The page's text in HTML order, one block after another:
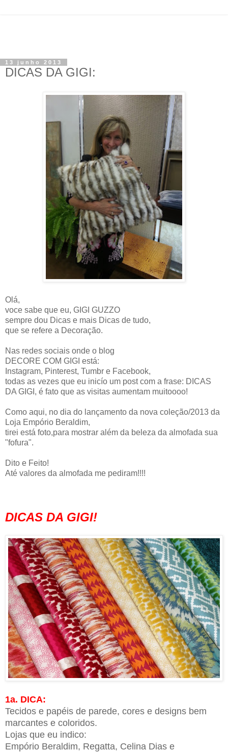
13 junho 2013
DICAS DA GIGI:
Olá,
voce sabe que eu, GIGI GUZZO
sempre dou Dicas e mais Dicas de tudo,
que se refere a Decoração.
Nas redes sociais onde o blog
DECORE COM GIGI está:
Instagram, Pinterest, Tumbr e Facebook,
todas as vezes que eu inicío um post com a frase: DICAS
DA GIGI, é fato que as visitas aumentam muitoooo!
Como aqui, no dia do lançamento da nova coleção/2013 da
Loja Empório Beraldim,
tirei está foto,para mostrar além da beleza da almofada sua
"fofura".
Dito e Feito!
Até valores da almofada me pediram!!!!
DICAS DA GIGI!
1a. DICA:
Tecidos e papéis de parede, cores e designs bem
marcantes e coloridos.
Lojas que eu indico:
Empório Beraldim, Regatta, Celina Dias e